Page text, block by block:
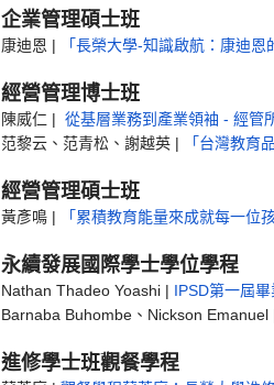
企業管理碩士班
康迪恩 | 「長榮大學-知識啟航：康迪
經營管理博士班
陳威仁 | 從基層業務到產業領袖 - 經管
范黎云、范青松、謝越英 |
「台灣教育
經營管理碩士班
黃彥鳴 | 「累積教育能量來成就每一位
永續發展國際學士學位學程
Nathan Thadeo Yoashi | IPSD第一屆
Barnaba Buhombe、Nickson Emanuel
進修學士班觀餐學程